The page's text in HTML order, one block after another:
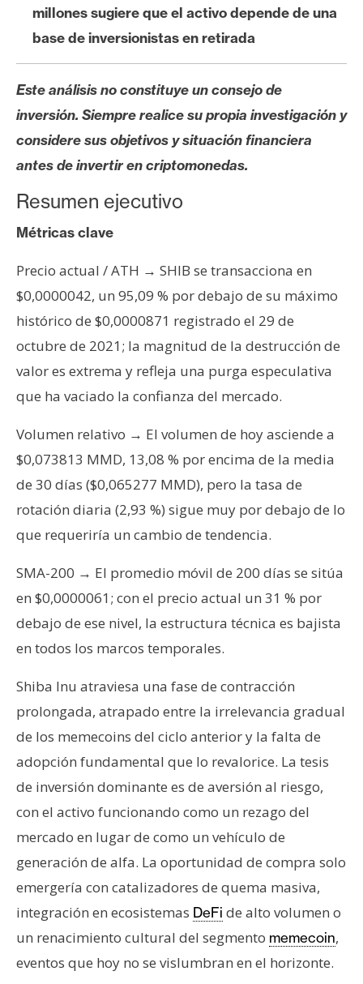
o
t
a
s
d
e
P
r
n
s
T
e
m
a
R
e
c
u
r
s
s
o
n
a
c
t
o
P
u
b
l
c
i
d
millones sugiere que el activo depende de una
base de inversionistas en retirada
Este análisis no constituye un consejo de
inversión. Siempre realice su propia investigación y
considere sus objetivos y situación financiera
antes de invertir en criptomonedas.
Resumen ejecutivo
Métricas clave
Precio actual / ATH → SHIB se transacciona en
$0,0000042, un 95,09 % por debajo de su máximo
histórico de $0,0000871 registrado el 29 de
octubre de 2021; la magnitud de la destrucción de
valor es extrema y refleja una purga especulativa
que ha vaciado la confianza del mercado.
Volumen relativo → El volumen de hoy asciende a
$0,073813 MMD, 13,08 % por encima de la media
de 30 días ($0,065277 MMD), pero la tasa de
rotación diaria (2,93 %) sigue muy por debajo de lo
que requeriría un cambio de tendencia.
SMA-200 → El promedio móvil de 200 días se sitúa
en $0,0000061; con el precio actual un 31 % por
debajo de ese nivel, la estructura técnica es bajista
en todos los marcos temporales.
Shiba Inu atraviesa una fase de contracción
prolongada, atrapado entre la irrelevancia gradual
de los memecoins del ciclo anterior y la falta de
adopción fundamental que lo revalorice. La tesis
de inversión dominante es de aversión al riesgo,
con el activo funcionando como un rezago del
mercado en lugar de como un vehículo de
generación de alfa. La oportunidad de compra solo
emergería con catalizadores de quema masiva,
integración en ecosistemas DeFi de alto volumen o
un renacimiento cultural del segmento memecoin,
eventos que hoy no se vislumbran en el horizonte.